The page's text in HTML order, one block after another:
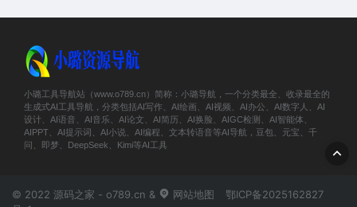
小璐工具导航站（www.o789.cn）简称：小璐导航，一个分类最全、收录最全的
生成式AI工具导航，分类包括AI写作、AI绘画、AI视频、AI办公、AI数字人、AI
设计、AI语音、AI音乐、AI论文、AI简历、AI换脸、AIGC检测、AI智能体、
AIPPT、AI提示词、AI小说、AI编程、文本转语音等AI导航，豆包、元宝、千
问、即梦、DeepSeek、Kimi等AI工具
© 2022 源码之家 - o789.cn & 网站地图
鄂ICP备2025162827